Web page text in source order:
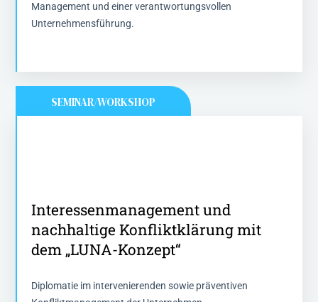
Management und einer verantwortungsvollen
Unternehmensführung.
Mehr Informationen
SEMINAR/WORKSHOP
Interessenmanagement und
nachhaltige Konfliktklärung mit
dem „LUNA-Konzept“
Diplomatie im intervenierenden sowie präventiven
nachhaltige Konfliktklärung mit
dem „LUNA-Konzept“